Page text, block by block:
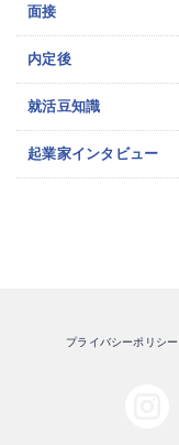
面接
内定後
就活豆知識
起業家インタビュー
プライバシーポリシー